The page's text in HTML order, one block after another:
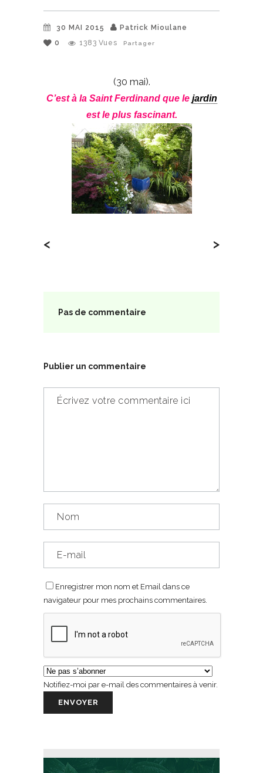
30 MAI 2015
Patrick Mioulane
0
1383 Vues Partager
(30 mai).
C’est à la Saint Ferdinand que le jardin
est le plus fascinant.
< >
Pas de commentaire
Publier un commentaire
Enregistrer mon nom et Email dans ce
navigateur pour mes prochains commentaires.
Notifiez-moi par e-mail des commentaires à venir.